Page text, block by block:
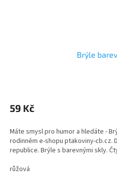
Brýle
produktu
je
z
5
hvězdiček.
59 Kč
Máte smysl pro humor a hledáte -
rodinném e-shopu ptakoviny-cb.cz.
republice. Brýle s barevnými skly.
růžová